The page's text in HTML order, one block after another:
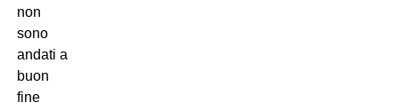
non
sono
andati a
buon
fine